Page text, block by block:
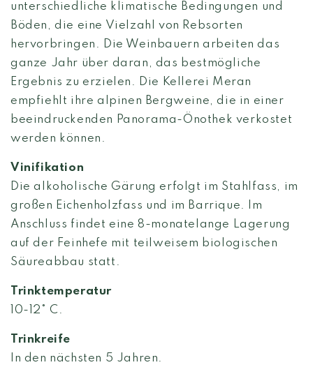
unterschiedliche klimatische Bedingungen und
Böden, die eine Vielzahl von Rebsorten
hervorbringen. Die Weinbauern arbeiten das
ganze Jahr über daran, das bestmögliche
Ergebnis zu erzielen. Die Kellerei Meran
empfiehlt ihre alpinen Bergweine, die in einer
beeindruckenden Panorama-Önothek verkostet
werden können.
Vinifikation
Die alkoholische Gärung erfolgt im Stahlfass, im
großen Eichenholzfass und im Barrique. Im
Anschluss findet eine 8-monatelange Lagerung
auf der Feinhefe mit teilweisem biologischen
Säureabbau statt.
Trinktemperatur
10-12° C.
Trinkreife
In den nächsten 5 Jahren.